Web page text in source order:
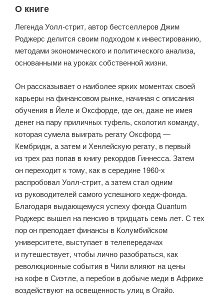
О книге
Легенда Уолл-стрит, автор бестселлеров Джим
Роджерс делится своим подходом к инвестированию,
методами экономического и политического анализа,
основанными на уроках собственной жизни.
Он рассказывает о наиболее ярких моментах своей
карьеры на финансовом рынке, начиная с описания
обучения в Йеле и Оксфорде, где он, даже не имея
денег на пару приличных туфель, сколотил команду,
которая сумела выиграть регату Оксфорд —
Кембридж, а затем и Хенлейскую регату, в первый
из трех раз попав в книгу рекордов Гиннесса. Затем
он переходит к тому, как в середине 1960-х
распробовал Уолл-стрит, а затем стал одним
из руководителей самого успешного хедж-фонда.
Благодаря выдающемуся успеху фонда Quantum
Роджерс вышел на пенсию в тридцать семь лет. С тех
пор он преподает финансы в Колумбийском
университете, выступает в телепередачах
и путешествует, чтобы лично разобраться, как
революционные события в Чили влияют на цены
на кофе в Сиэтле, а перебои в добыче меди в Африке
воздействуют на освещенность улиц в Огайо.